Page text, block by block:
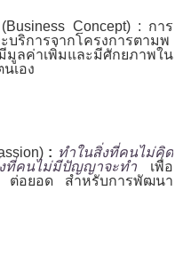
(Business Concept) : การ
ริการจากโครงการตามพ
มูลค่าเพิ่มและมีศักยภาพใน
เอง
: ทำในสิ่งที่คนไม่คิด
ที่คนไม่มีปัญญาจะทำ
เพื่อ
ต่อยอด สำหรับการพัฒนา